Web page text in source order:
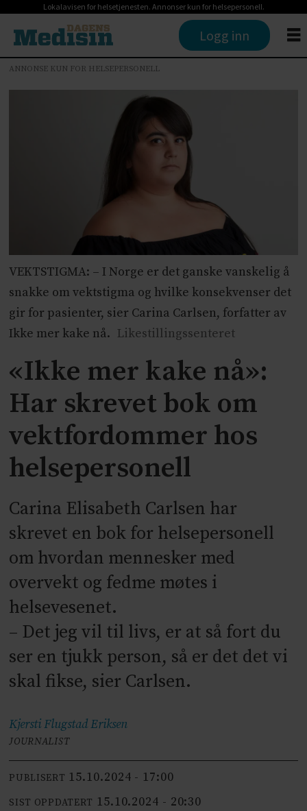
Lokalavisen for helsetjenesten. Annonser kun for helsepersonell.
Logg inn
ANNONSE KUN FOR HELSEPERSONELL
VEKTSTIGMA: – I Norge er det ganske vanskelig å
snakke om vektstigma og hvilke konsekvenser det
gir for pasienter, sier Carina Carlsen, forfatter av
Ikke mer kake nå. Likestillingssenteret
«Ikke mer kake nå»:
Har skrevet bok om
vektfordommer hos
helsepersonell
Carina Elisabeth Carlsen har
skrevet en bok for helsepersonell
om hvordan mennesker med
overvekt og fedme møtes i
helsevesenet.
– Det jeg vil til livs, er at så fort du
ser en tjukk person, så er det det vi
skal fikse, sier Carlsen.
Kjersti FlugstadEriksen
JOURNALIST
PUBLISERT 15.10.2024 - 17:00
SIST OPPDATERT 15.10.2024 - 20:30